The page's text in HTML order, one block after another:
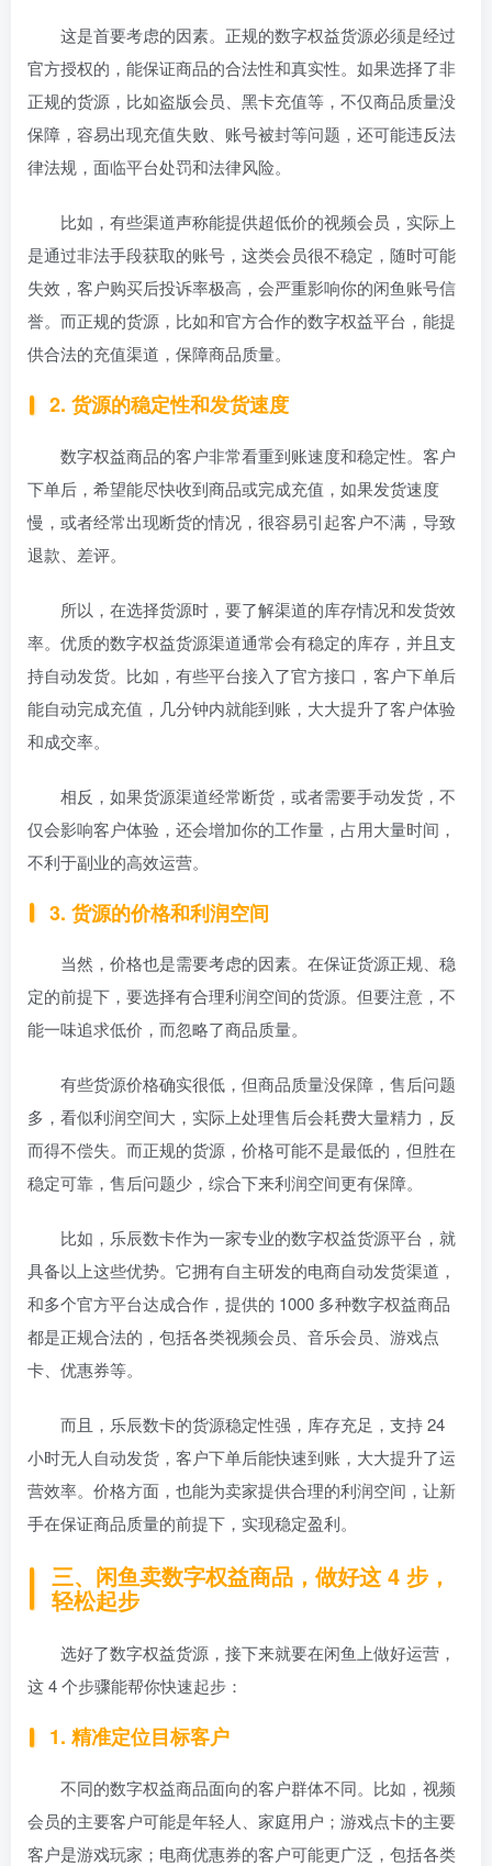
这是首要考虑的因素。正规的数字权益货源必须是经过
官方授权的，能保证商品的合法性和真实性。如果选择了非
正规的货源，比如盗版会员、黑卡充值等，不仅商品质量没
保障，容易出现充值失败、账号被封等问题，还可能违反法
律法规，面临平台处罚和法律风险。
比如，有些渠道声称能提供超低价的视频会员，实际上
是通过非法手段获取的账号，这类会员很不稳定，随时可能
失效，客户购买后投诉率极高，会严重影响你的闲鱼账号信
誉。而正规的货源，比如和官方合作的数字权益平台，能提
供合法的充值渠道，保障商品质量。
2. 货源的稳定性和发货速度
数字权益商品的客户非常看重到账速度和稳定性。客户
下单后，希望能尽快收到商品或完成充值，如果发货速度
慢，或者经常出现断货的情况，很容易引起客户不满，导致
退款、差评。
所以，在选择货源时，要了解渠道的库存情况和发货效
率。优质的数字权益货源渠道通常会有稳定的库存，并且支
持自动发货。比如，有些平台接入了官方接口，客户下单后
能自动完成充值，几分钟内就能到账，大大提升了客户体验
和成交率。
相反，如果货源渠道经常断货，或者需要手动发货，不
仅会影响客户体验，还会增加你的工作量，占用大量时间，
不利于副业的高效运营。
3. 货源的价格和利润空间
当然，价格也是需要考虑的因素。在保证货源正规、稳
定的前提下，要选择有合理利润空间的货源。但要注意，不
能一味追求低价，而忽略了商品质量。
有些货源价格确实很低，但商品质量没保障，售后问题
多，看似利润空间大，实际上处理售后会耗费大量精力，反
而得不偿失。而正规的货源，价格可能不是最低的，但胜在
稳定可靠，售后问题少，综合下来利润空间更有保障。
比如，乐辰数卡作为一家专业的数字权益货源平台，就
具备以上这些优势。它拥有自主研发的电商自动发货渠道，
和多个官方平台达成合作，提供的 1000 多种数字权益商品
都是正规合法的，包括各类视频会员、音乐会员、游戏点
卡、优惠券等。
而且，乐辰数卡的货源稳定性强，库存充足，支持 24
小时无人自动发货，客户下单后能快速到账，大大提升了运
营效率。价格方面，也能为卖家提供合理的利润空间，让新
手在保证商品质量的前提下，实现稳定盈利。
三、闲鱼卖数字权益商品，做好这 4 步，
轻松起步
选好了数字权益货源，接下来就要在闲鱼上做好运营，
这 4 个步骤能帮你快速起步：
1. 精准定位目标客户
不同的数字权益商品面向的客户群体不同。比如，视频
会员的主要客户可能是年轻人、家庭用户；游戏点卡的主要
客户是游戏玩家；电商优惠券的客户可能更广泛，包括各类